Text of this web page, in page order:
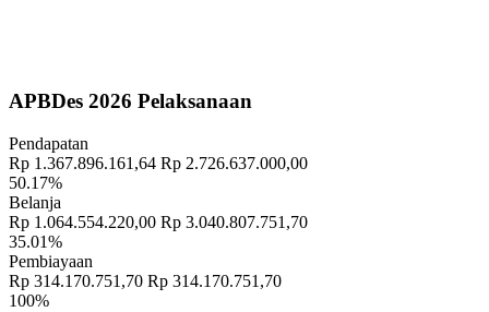
Penuhi Amanat UU Desa, Pemerintah Desa Sulahan Kembangkan
Sistem Informasi Desa 10 September 2018
"TRADISI MEMASAR DESA PAKRAMAN TANGGAHAN
PEKEN" 15 November 2018
Banjar Cekeng Destinasi Wisata Baru di Bangli Mirip Penglipuran
18 September 2018
"PENANAMAN TOGA DAN WARUNG HIDUP DI RUMAH
CONTOH"
APBDes 2026 Pelaksanaan
Pendapatan
Rp 1.367.896.161,64 Rp 2.726.637.000,00
50.17%
Belanja
Rp 1.064.554.220,00 Rp 3.040.807.751,70
35.01%
Pembiayaan
Rp 314.170.751,70 Rp 314.170.751,70
100%